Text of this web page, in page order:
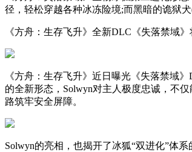
径，轻松穿越各种冰冻险境;而黑暗的诡狱
《方舟：生存飞升》全新DLC《失落禁域》
《方舟：生存飞升》近日曝光《失落禁域
的全新形态，Solwyn对主人极度忠诚，不
路筑牢安全屏障。
Solwyn的亮相，也揭开了冰狐“双进化”体